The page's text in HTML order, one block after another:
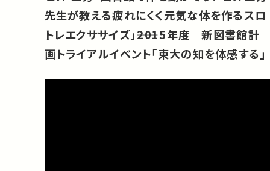
先生が教える疲れにくく元気な体を作るスロ
トレエクササイズ」――2015年度 新図書館計
画トライアルイベント「東大の知を体感する」